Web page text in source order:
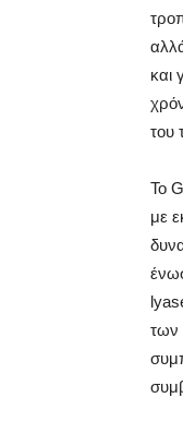
και
του
Το
με
των